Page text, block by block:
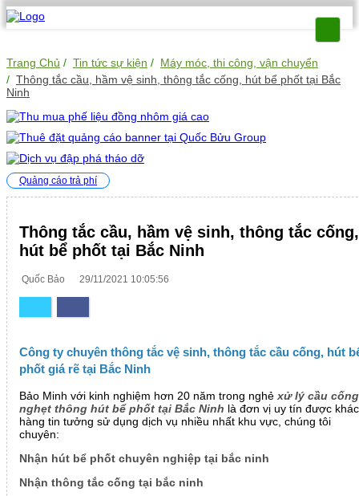
Trang Chủ Tin tức sự kiện
Máy móc, thi công, vận chuyển
Thông tắc cầu, hầm vệ sinh, thông tắc cống, hút bể phốt tại Bắc
Ninh
Quảng cáo trả phí
Thông tắc cầu, hầm vệ sinh, thông tắc cống,
hút bể phốt tại Bắc Ninh
Quốc Bảo 29/11/2021 10:05:56
Công ty chuyên thông tắc vệ sinh, thông tắc cầu cống, hút
phốt giá rẽ tại Bắc Ninh
Bảo Minh với kinh nghiệm hơn 20 năm trong nghẻ xử lý cầu cống
nghẹt thông hút bể phốt tại Bắc Ninh là đơn vị uy tín được
hàng tin tưởng sử dụng dịch vụ nhiều nhất khu vực, chúng tôi
chuyên:
Nhận hút bể phốt chuyên nghiệp tại bắc ninh
Nhận thông tắc cống tại bắc ninh